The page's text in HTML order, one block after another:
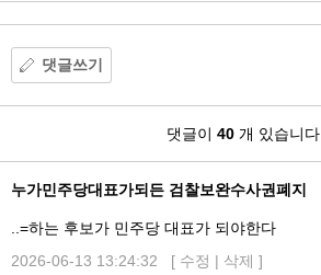
댓글쓰기
글
댓글이 40 개 있습니다.
누가민주당대표가되든 검찰보완수사권폐지
..=하는 후보가 민주당 대표가 되야한다
2026-06-13 13:24:32 [ 수정 | 삭제 ]